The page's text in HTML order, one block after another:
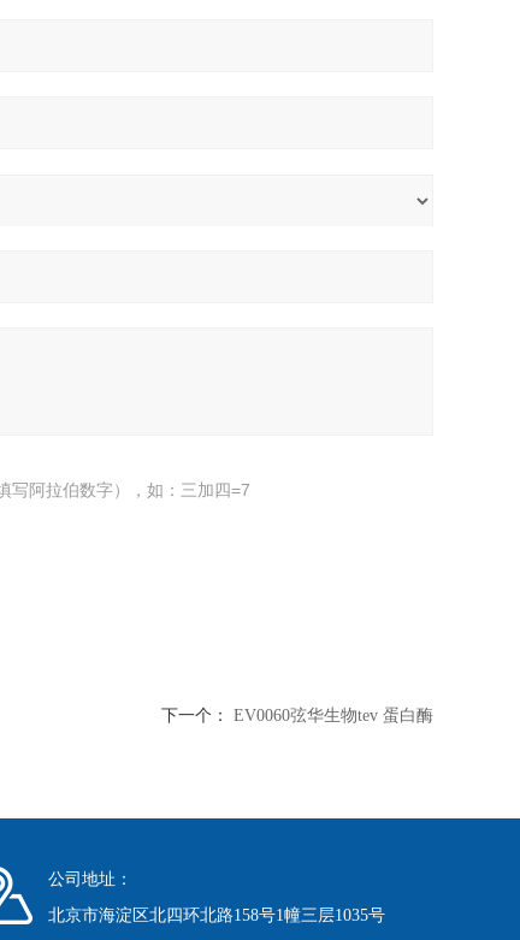
写阿拉伯数字），如：三加四=7
下一个： EV0060弦华生物tev 蛋白酶
公司地址：
北京市海淀区北四环北路158号1幢三层1035号